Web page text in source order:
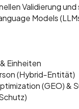
Validierung
Models
Einheiten
(Hybrid-Entität)
(GEO) &